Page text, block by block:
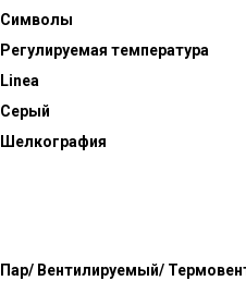
Символы
Регулируемая температура
Linea
Серый
Шелкография
Пар/ Вентилируемый/